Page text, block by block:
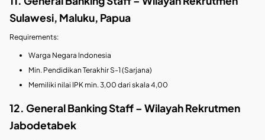
Sulawesi, Maluku, Papua
Requirements:
Warga Negara Indonesia
Min. Pendidikan Terakhir S-1 (Sarjana)
Memiliki nilai IPK min. 3,00 dari skala 4,00
12. General Banking Staff – Wilayah Rekrutmen
Jabodetabek